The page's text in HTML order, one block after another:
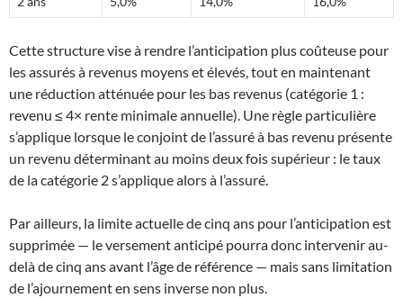
Cette structure vise à rendre l’anticipation plus coûteuse pour
les assurés à revenus moyens et élevés, tout en maintenant
une réduction atténuée pour les bas revenus (catégorie 1 :
revenu ≤ 4× rente minimale annuelle). Une règle particulière
s’applique lorsque le conjoint de l’assuré à bas revenu présente
un revenu déterminant au moins deux fois supérieur : le taux
de la catégorie 2 s’applique alors à l’assuré.
Par ailleurs, la limite actuelle de cinq ans pour l’anticipation est
supprimée — le versement anticipé pourra donc intervenir au-
delà de cinq ans avant l’âge de référence — mais sans limitation
de l’ajournement en sens inverse non plus.